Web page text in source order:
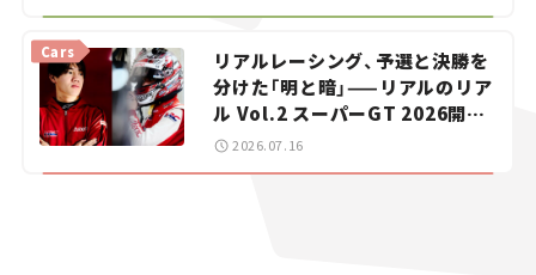
リアルレーシング、予選と決勝を
分けた「明と暗」——リアルのリア
ル Vol.2 スーパーGT 2026開幕
戦 岡山国際サーキット
Cars
2026.07.16